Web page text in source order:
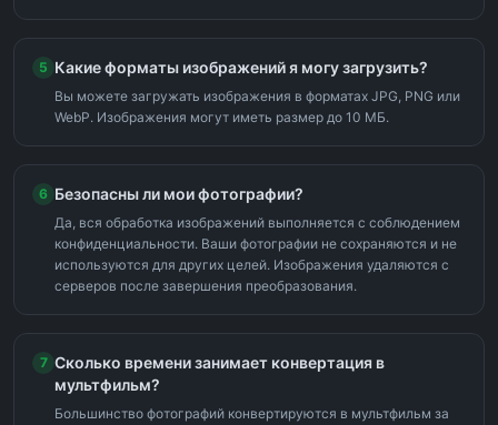
5 Какие форматы изображений я могу загрузить?
Вы можете загружать изображения в форматах JPG, PNG или
WebP. Изображения могут иметь размер до 10 МБ.
6 Безопасны ли мои фотографии?
Да, вся обработка изображений выполняется с соблюдением
конфиденциальности. Ваши фотографии не сохраняются и не
используются для других целей. Изображения удаляются с
серверов после завершения преобразования.
7 Сколько времени занимает конвертация в
мультфильм?
Большинство фотографий конвертируются в мультфильм за